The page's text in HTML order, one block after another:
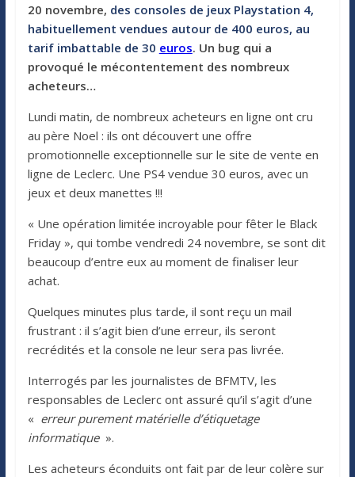
20 novembre, des consoles de jeux Playstation 4,
habituellement vendues autour de 400 euros, au
tarif imbattable de 30 euros. Un bug qui a
provoqué le mécontentement des nombreux
acheteurs…
Lundi matin, de nombreux acheteurs en ligne ont cru
au père Noel : ils ont découvert une offre
promotionnelle exceptionnelle sur le site de vente en
ligne de Leclerc. Une PS4 vendue 30 euros, avec un
jeux et deux manettes !!!
« Une opération limitée incroyable pour fêter le Black
Friday », qui tombe vendredi 24 novembre, se sont dit
beaucoup d’entre eux au moment de finaliser leur
achat.
Quelques minutes plus tarde, il sont reçu un mail
frustrant : il s’agit bien d’une erreur, ils seront
recrédités et la console ne leur sera pas livrée.
Interrogés par les journalistes de BFMTV, les
responsables de Leclerc ont assuré qu’il s’agit d’une
« erreur purement matérielle d’étiquetage
informatique».
Les acheteurs éconduits ont fait par de leur colère sur